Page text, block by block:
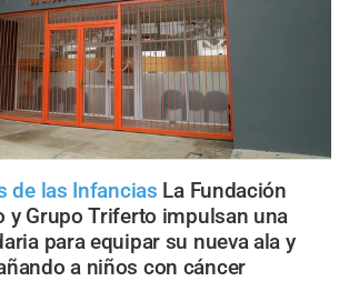
de las Infancias La Fundación
y Grupo Triferto impulsan una
para equipar su nueva ala y
a niños con cáncer